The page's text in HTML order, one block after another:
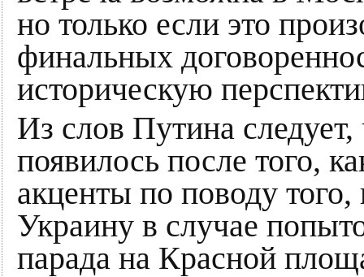
но только если это
финальных
историческую
Из слов Путина
появилось после того,
акценты по поводу
Украину в случае
парада на Красной